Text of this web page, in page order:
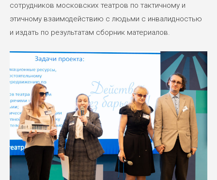
сотрудников московских театров по тактичному и
этичному взаимодействию с людьми с инвалидностью
и издать по результатам сборник материалов.